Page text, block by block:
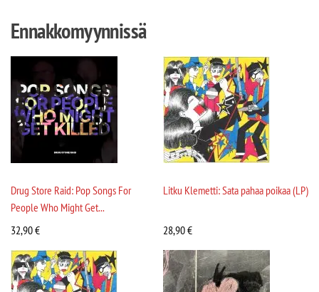
Ennakkomyynnissä
Drug Store Raid: Pop Songs For
People Who Might Get...
32,90€
Litku Klemetti: Sata pahaa poikaa (LP)
28,90€